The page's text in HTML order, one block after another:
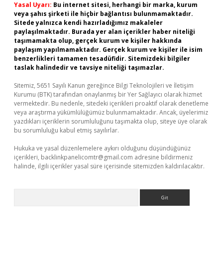
Yasal Uyarı: Bu internet sitesi, herhangi bir marka, kurum
veya şahıs şirketi ile hiçbir bağlantısı bulunmamaktadır.
Sitede yalnızca kendi hazırladığımız makaleler
paylaşılmaktadır. Burada yer alan içerikler haber niteliği
taşımamakta olup, gerçek kurum ve kişiler hakkında
paylaşım yapılmamaktadır. Gerçek kurum ve kişiler ile isim
benzerlikleri tamamen tesadüfidir. Sitemizdeki bilgiler
taslak halindedir ve tavsiye niteliği taşımazlar.
Sitemiz, 5651 Sayılı Kanun gereğince Bilgi Teknolojileri ve İletişim
Kurumu (BTK) tarafından onaylanmış bir Yer Sağlayıcı olarak hizmet
vermektedir. Bu nedenle, sitedeki içerikleri proaktif olarak denetleme
veya araştırma yükümlülüğümüz bulunmamaktadır. Ancak, üyelerimiz
yazdıkları içeriklerin sorumluluğunu taşımakta olup, siteye üye olarak
bu sorumluluğu kabul etmiş sayılırlar.
Hukuka ve yasal düzenlemelere aykırı olduğunu düşündüğünüz
içerikleri, backlinkpanelicomtr@gmail.com adresine bildirmeniz
halinde, ilgili içerikler yasal süre içerisinde sitemizden kaldırılacaktır.